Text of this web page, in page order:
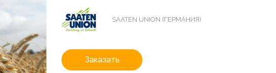
SAATEN UNION (ГЕРМАНИЯ)
Заказать